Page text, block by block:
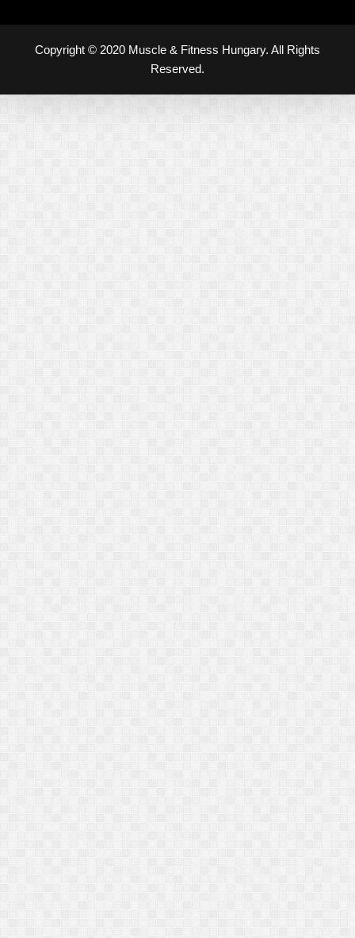
Copyright © 2020 Muscle & Fitness Hungary. All Rights
Reserved.